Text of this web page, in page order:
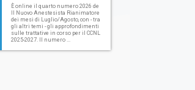
È online il quarto numero 2026 de
Il Nuovo Anestesista Rianimatore
dei mesi di Luglio/Agosto, con - tra
gli altri temi - gli approfondimenti
sulle trattative in corso per il CCNL
2025-2027. Il numero ...